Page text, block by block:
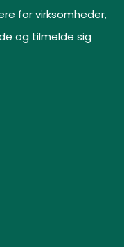
for virksomheder,
og tilmelde sig